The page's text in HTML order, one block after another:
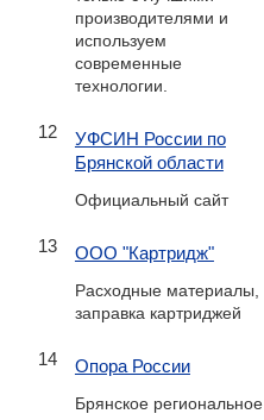
производителями и
используем
современные
технологии.
12
УФСИН России по
Брянской области
Официальный сайт
13 ООО "Картридж"
Расходные материалы,
заправка картриджей
14 Опора России
Брянское региональное